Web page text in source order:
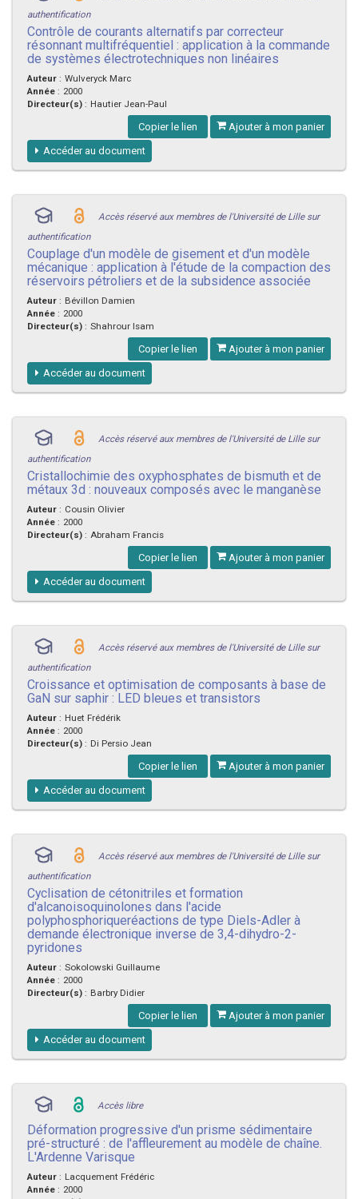
authentification
Contrôle de courants alternatifs par correcteur
résonnant multifréquentiel : application à la commande
de systèmes électrotechniques non linéaires
Auteur : Wulveryck Marc
Année : 2000
Directeur(s) : Hautier Jean-Paul
Copier le lien Ajouter à mon panier
Accéder au document
Accès réservé aux membres de l'Université de Lille sur
authentification
Couplage d'un modèle de gisement et d'un modèle
mécanique : application à l'étude de la compaction des
réservoirs pétroliers et de la subsidence associée
Auteur : Bévillon Damien
Année : 2000
Directeur(s) : Shahrour Isam
Copier le lien Ajouter à mon panier
Accéder au document
Accès réservé aux membres de l'Université de Lille sur
authentification
Cristallochimie des oxyphosphates de bismuth et de
métaux 3d : nouveaux composés avec le manganèse
Auteur : Cousin Olivier
Année : 2000
Directeur(s) : Abraham Francis
Copier le lien Ajouter à mon panier
Accéder au document
Accès réservé aux membres de l'Université de Lille sur
authentification
Croissance et optimisation de composants à base de
GaN sur saphir : LED bleues et transistors
Auteur : Huet Frédérik
Année : 2000
Directeur(s) : Di Persio Jean
Copier le lien Ajouter à mon panier
Accéder au document
Accès réservé aux membres de l'Université de Lille sur
authentification
Cyclisation de cétonitriles et formation
d'alcanoisoquinolones dans l'acide
polyphosphoriqueréactions de type Diels-Adler à
demande électronique inverse de 3,4-dihydro-2-
pyridones
Auteur : Sokolowski Guillaume
Année : 2000
Directeur(s) : Barbry Didier
Copier le lien Ajouter à mon panier
Accéder au document
Accès libre
Déformation progressive d'un prisme sédimentaire
pré-structuré : de l'affleurement au modèle de chaîne.
L'Ardenne Varisque
Auteur : Lacquement Frédéric
Année : 2000